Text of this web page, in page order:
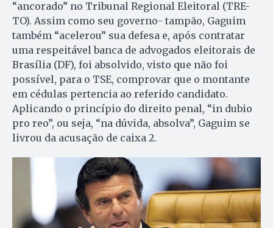
“an­corado” no Tribunal Regional Elei­toral (TRE-
TO). Assim como seu governo- tampão, Gaguim
tam­bém “acelerou” sua defesa e, após contratar
uma respeitável ban­ca de advogados eleitorais de
Bra­sília (DF), foi absolvido, visto que não foi
possível, para o TSE, com­provar que o montante
em cé­dulas pertencia ao referido candidato.
Aplicando o princípio do di­reito penal, “in dubio
pro reo”, ou seja, “na dúvida, absolva”, Ga­guim se
livrou da acusação de caixa 2.